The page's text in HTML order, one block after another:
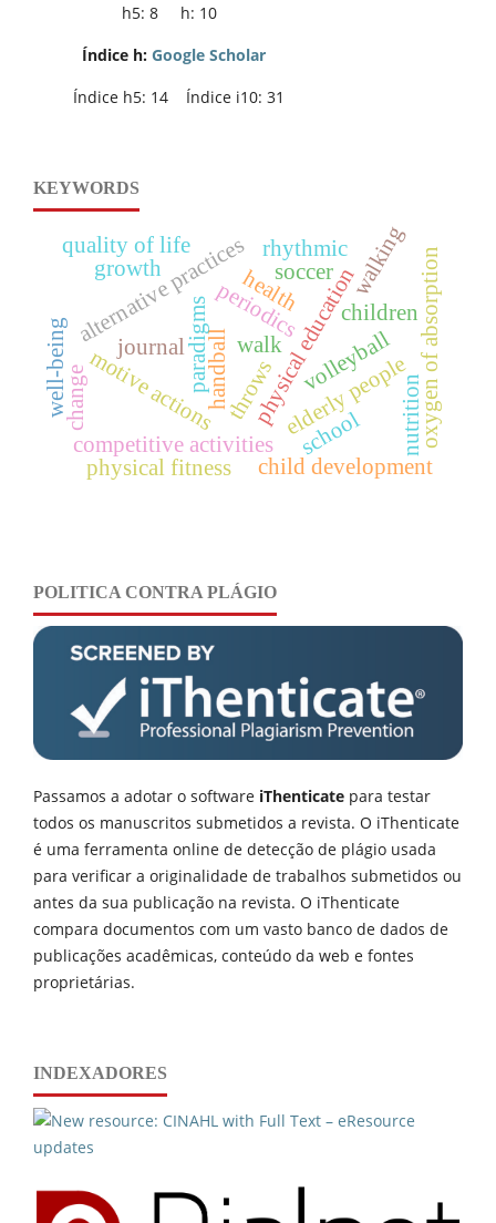
h5: 8 h: 10
Índice h: Google Scholar
Índice h5: 14 Índice i10: 31
KEYWORDS
motive actions
competitive activities
throws
handball volleyball
paradigms
alternative practices
journal
periodics
physical education
physical fitness
health childrenoxygen of absorption
walk
elderly people
well-being
quality of life
child development
change
school
soccer
nutrition
growth walking
rhythmic
POLITICA CONTRA PLÁGIO
Passamos a adotar o software iThenticate para testar
todos os manuscritos submetidos a revista. O iThenticate
é uma ferramenta online de detecção de plágio usada
para verificar a originalidade de trabalhos submetidos ou
antes da sua publicação na revista. O iThenticate
compara documentos com um vasto banco de dados de
publicações acadêmicas, conteúdo da web e fontes
proprietárias.
INDEXADORES